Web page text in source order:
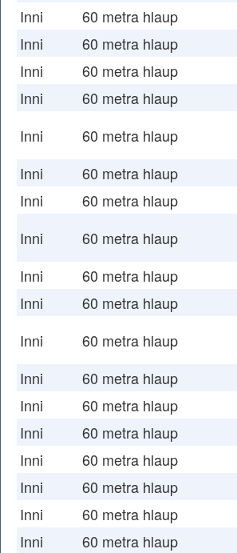
Inni
60 metra hlaup
Inni
60 metra hlaup
Inni
60 metra hlaup
Inni
60 metra hlaup
Inni
60 metra hlaup
Inni
60 metra hlaup
Inni
60 metra hlaup
Inni
60 metra hlaup
Inni
60 metra hlaup
Inni
60 metra hlaup
Inni
60 metra hlaup
Inni
60 metra hlaup
Inni
60 metra hlaup
Inni
60 metra hlaup
Inni
60 metra hlaup
Inni
60 metra hlaup
Inni
60 metra hlaup
Inni
60 metra hlaup